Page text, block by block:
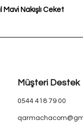
Mavi Nakışlı Ceket
Müşteri Destek
0544 418 79 00